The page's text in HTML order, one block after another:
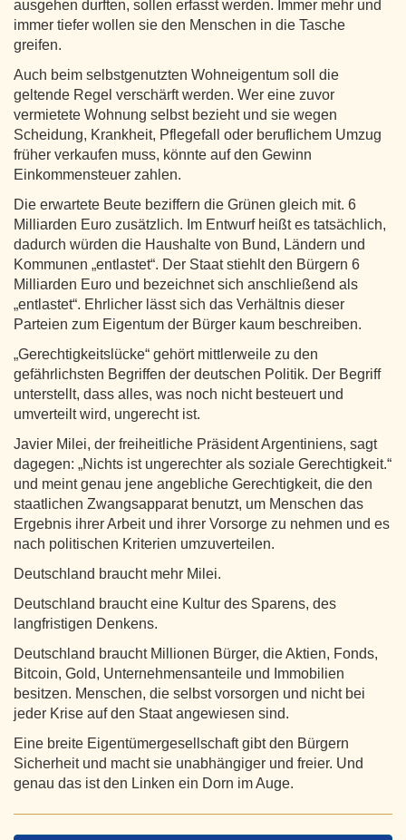
ausgehen durften, sollen erfasst werden. Immer mehr und
immer tiefer wollen sie den Menschen in die Tasche
greifen.
Auch beim selbstgenutzten Wohneigentum soll die
geltende Regel verschärft werden. Wer eine zuvor
vermietete Wohnung selbst bezieht und sie wegen
Scheidung, Krankheit, Pflegefall oder beruflichem Umzug
früher verkaufen muss, könnte auf den Gewinn
Einkommensteuer zahlen.
Die erwartete Beute beziffern die Grünen gleich mit. 6
Milliarden Euro zusätzlich. Im Entwurf heißt es tatsächlich,
dadurch würden die Haushalte von Bund, Ländern und
Kommunen „entlastet“. Der Staat stiehlt den Bürgern 6
Milliarden Euro und bezeichnet sich anschließend als
„entlastet“. Ehrlicher lässt sich das Verhältnis dieser
Parteien zum Eigentum der Bürger kaum beschreiben.
„Gerechtigkeitslücke“ gehört mittlerweile zu den
gefährlichsten Begriffen der deutschen Politik. Der Begriff
unterstellt, dass alles, was noch nicht besteuert und
umverteilt wird, ungerecht ist.
Javier Milei, der freiheitliche Präsident Argentiniens, sagt
dagegen: „Nichts ist ungerechter als soziale Gerechtigkeit.“
und meint genau jene angebliche Gerechtigkeit, die den
staatlichen Zwangsapparat benutzt, um Menschen das
Ergebnis ihrer Arbeit und ihrer Vorsorge zu nehmen und es
nach politischen Kriterien umzuverteilen.
Deutschland braucht mehr Milei.
Deutschland braucht eine Kultur des Sparens, des
langfristigen Denkens.
Deutschland braucht Millionen Bürger, die Aktien, Fonds,
Bitcoin, Gold, Unternehmensanteile und Immobilien
besitzen. Menschen, die selbst vorsorgen und nicht bei
jeder Krise auf den Staat angewiesen sind.
Eine breite Eigentümergesellschaft gibt den Bürgern
Sicherheit und macht sie unabhängiger und freier. Und
genau das ist den Linken ein Dorn im Auge.